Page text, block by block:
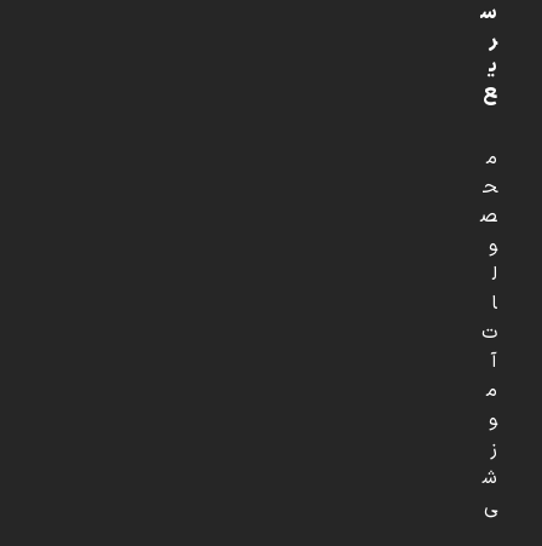
س
ر
ی
ع
م
ح
ص
و
ل
ا
ت
آ
م
و
ز
ش
ی